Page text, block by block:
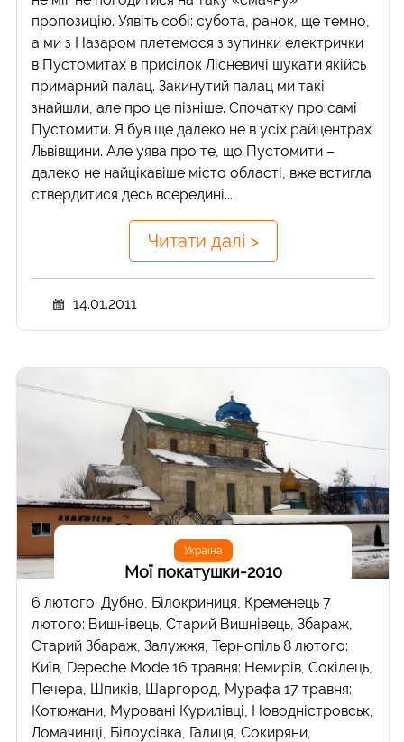
пропозицію. Уявіть собі: субота, ранок, ще темно,
а ми з Назаром плетемося з зупинки електрички
в Пустомитах в присілок Лісневичі шукати якійсь
примарний палац. Закинутий палац ми такі
знайшли, але про це пізніше. Спочатку про самі
Пустомити. Я був ще далеко не в усіх райцентрах
Львівщини. Але уява про те, що Пустомити –
далеко не найцікавіше місто області, вже встигла
ствердитися десь всередині....
Читати далі >
14.01.2011
Україна
Мої покатушки-2010
6 лютого: Дубно, Білокриниця, Кременець 7
лютого: Вишнівець, Старий Вишнівець, Збараж,
Старий Збараж, Залужжя, Тернопіль 8 лютого:
Київ, Depeche Mode 16 травня: Немирів, Сокілець,
Печера, Шпиків, Шаргород, Мурафа 17 травня:
Котюжани, Муровані Курилівці, Новодністровськ,
Ломачинці, Білоусівка, Галиця, Сокиряни,